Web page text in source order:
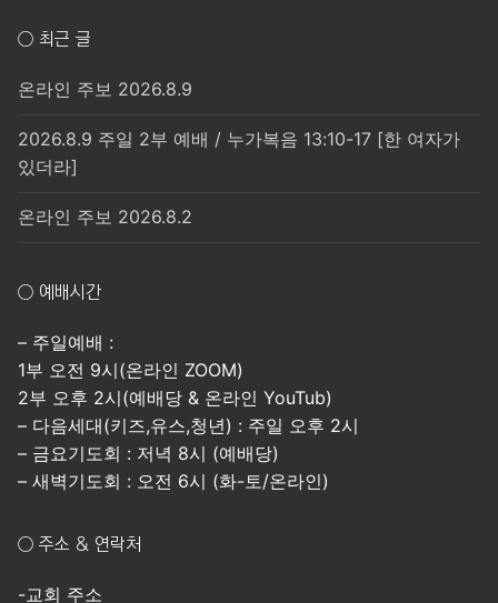
○ 최근 글
온라인 주보 2026.8.9
2026.8.9 주일 2부 예배 / 누가복음 13:10-17 [한 여자가
있더라]
온라인 주보 2026.8.2
○ 예배시간
– 주일예배 :
1부 오전 9시(온라인 ZOOM)
2부 오후 2시(예배당 & 온라인 YouTub)
– 다음세대(키즈,유스,청년) : 주일 오후 2시
– 금요기도회 : 저녁 8시 (예배당)
– 새벽기도회 : 오전 6시 (화-토/온라인)
○ 주소 & 연락처
-교회 주소